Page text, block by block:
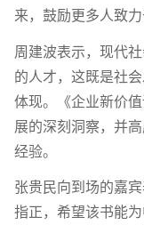
来，鼓励更多人致
周建波表示，现代
的人才，这既是社
体现。《企业新价
展的深刻洞察，并
经验。
张贵民向到场的嘉
指正，希望该书能